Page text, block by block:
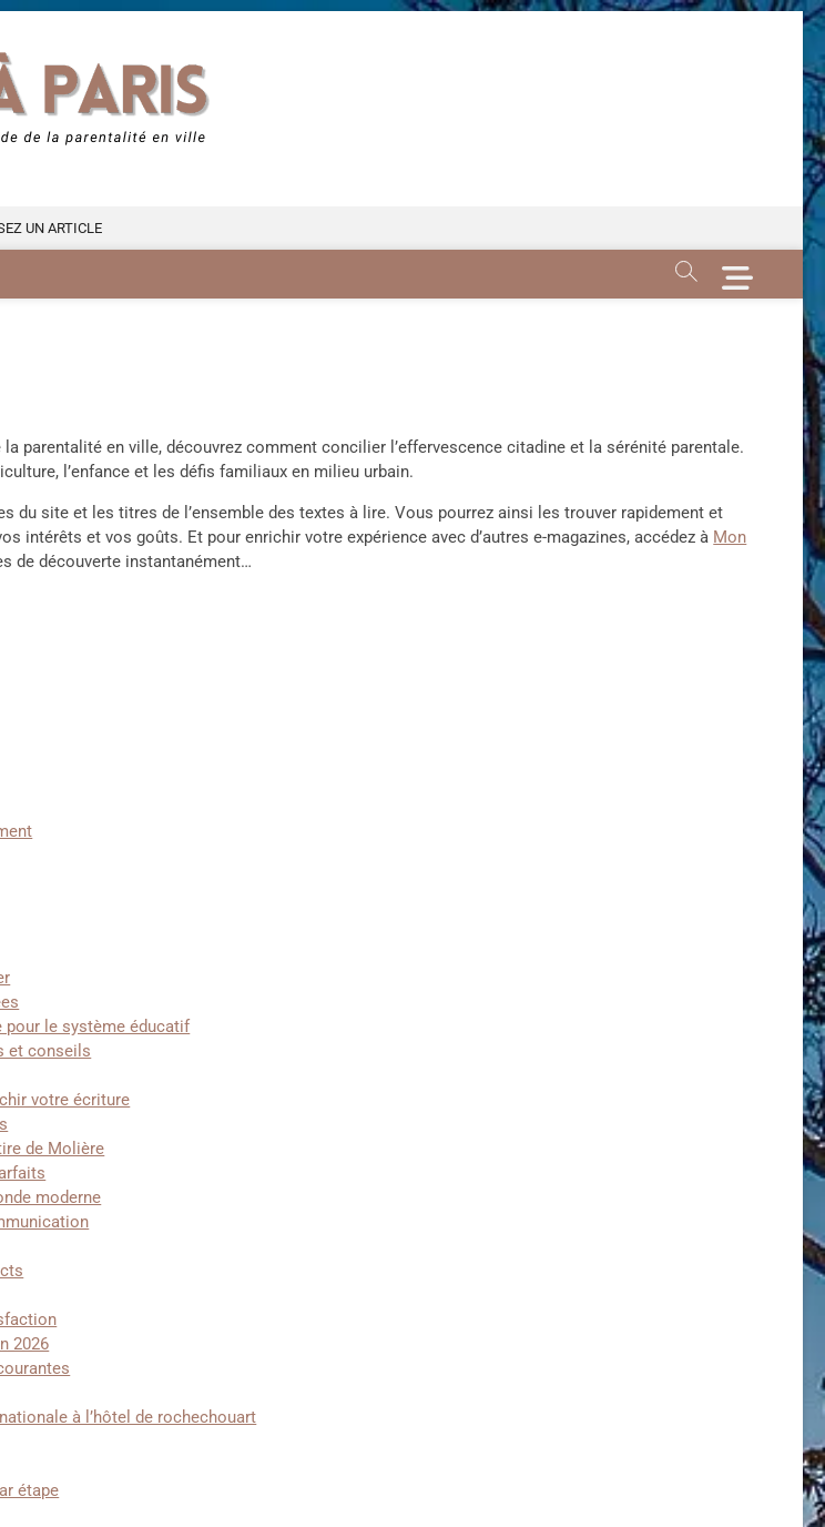
UN ARTICLE
M
e
o
la parentalité en ville, découvrez comment concilier l’effervescence citadine et la sérénité parentale.
l’enfance et les défis familiaux en milieu urbain.
du site et les titres de l’ensemble des textes à lire. Vous pourrez ainsi les trouver rapidement et
intérêts et vos goûts. Et pour enrichir votre expérience avec d’autres e-magazines, accédez à Mon
de découverte instantanément…
pour le système éducatif
et conseils
votre écriture
de Molière
moderne
2026
à l’hôtel de rochechouart
étape